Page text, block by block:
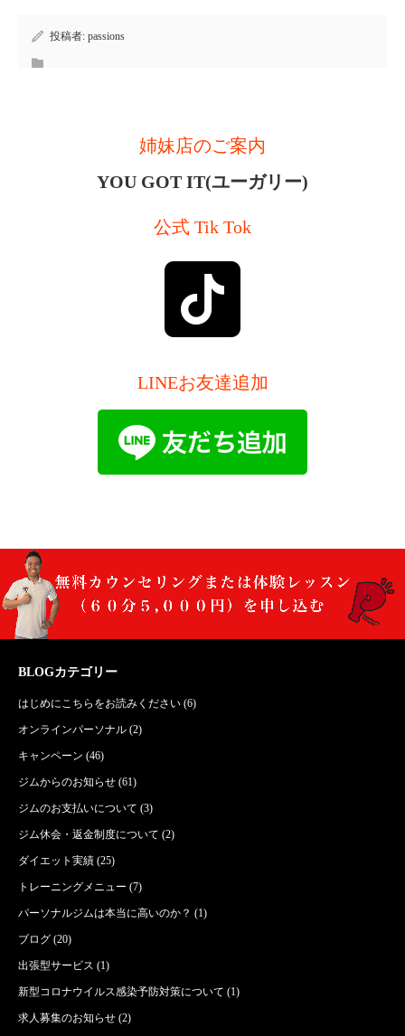
投稿者: passions
姉妹店のご案内
YOU GOT IT(ユーガリー)
公式 Tik Tok
LINEお友達追加
BLOGカテゴリー
はじめにこちらをお読みください (6)
オンラインパーソナル (2)
キャンペーン (46)
ジムからのお知らせ (61)
ジムのお支払いについて (3)
ジム休会・返金制度について (2)
ダイエット実績 (25)
トレーニングメニュー (7)
パーソナルジムは本当に高いのか？ (1)
ブログ (20)
出張型サービス (1)
新型コロナウイルス感染予防対策について (1)
求人募集のお知らせ (2)